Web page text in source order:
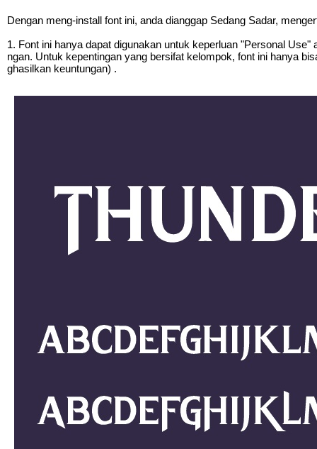
Dengan meng-install font ini, anda dianggap Sedang Sadar,
1. Font ini hanya dapat digunakan untuk keperluan "Personal
ngan. Untuk kepentingan yang bersifat kelompok, font ini hanya
ghasilkan keuntungan) .